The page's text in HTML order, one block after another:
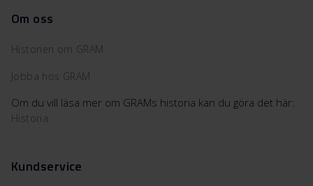
Om oss
Historien om GRAM
Jobba hos GRAM
Om du vill läsa mer om GRAMs historia kan du göra det här:
Historia
Kundservice